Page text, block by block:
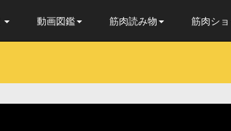
動画図鑑 筋肉読み物 筋肉シ